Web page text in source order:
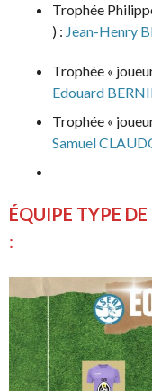
Trophée
) : Jean-Henry
Trophée «
Edouard
Trophée «
Samuel
ÉQUIPE TYPE
: